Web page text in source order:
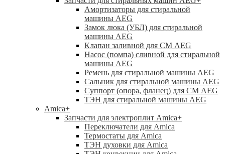
Амортизаторы для стиральной
машины AEG
Замок люка (УБЛ) для стиральной
машины AEG
Клапан заливной для СМ AEG
Насос (помпа) сливной для стиральной
машины AEG
Ремень для стиральной машины AEG
Сальник для стиральной машины AEG
Суппорт (опора, фланец) для СМ AEG
ТЭН для стиральной машины AEG
Amica+
Запчасти для электроплит Amica+
Переключатели для Amica
Термостаты для Amica
ТЭН духовки для Amica